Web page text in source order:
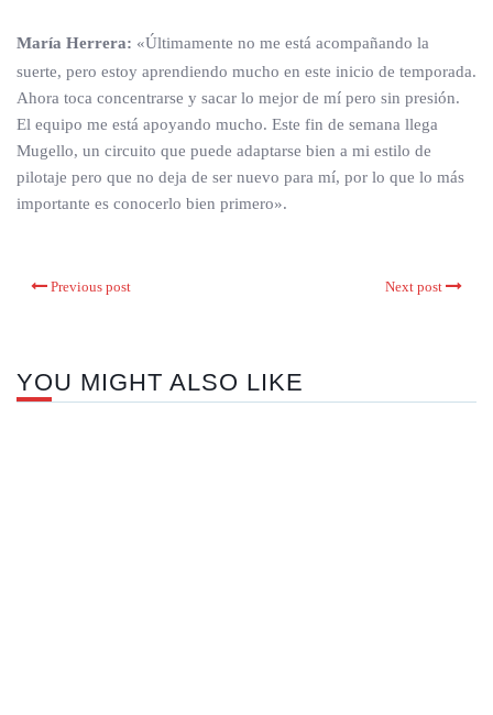
María Herrera: «Últimamente no me está acompañando la
suerte, pero estoy aprendiendo mucho en este inicio de temporada.
Ahora toca concentrarse y sacar lo mejor de mí pero sin presión.
El equipo me está apoyando mucho. Este fin de semana llega
Mugello, un circuito que puede adaptarse bien a mi estilo de
pilotaje pero que no deja de ser nuevo para mí, por lo que lo más
importante es conocerlo bien primero».
Previous post Next post
YOU MIGHT ALSO LIKE